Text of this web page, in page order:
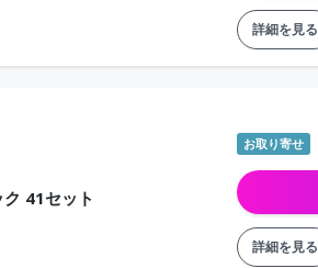
詳細を見る
41セット
お取り寄せ
詳細を見る